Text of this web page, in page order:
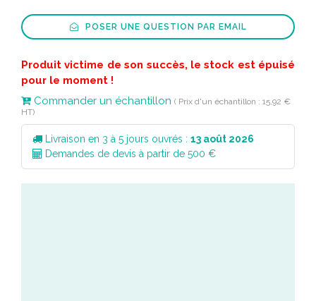
POSER UNE QUESTION PAR EMAIL
Produit victime de son succès, le stock est épuisé
pour le moment !
Commander un échantillon ( Prix d'un échantillon : 15,92 €
HT)
Livraison en 3 à 5 jours ouvrés : 13 août 2026
Demandes de devis à partir de 500 €